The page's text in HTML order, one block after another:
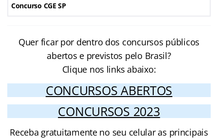
Concurso CGE SP
Quer ficar por dentro dos concursos públicos
abertos e previstos pelo Brasil?
Clique nos links abaixo:
CONCURSOS ABERTOS
CONCURSOS 2023
Receba gratuitamente no seu celular as principais